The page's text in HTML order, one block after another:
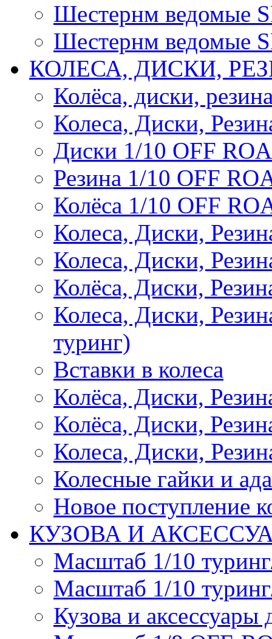
Шестернм ведомые
Шестернм ведомые
КОЛЕСА, ДИСКИ,
Колёса, диски,
Колеса, Диски,
Диски 1/10 OFF
Резина 1/10 OFF
Колёса 1/10 OFF
Колеса, Диски,
Колеса, Диски,
Колёса, Диски,
Колеса, Диски,
туринг)
Вставки в колеса
Колёса, Диски,
Колёса, Диски,
Колеса, Диски,
Колесные гайки и
Новое поступление
КУЗОВА И
Масштаб 1/10
Масштаб 1/10
Кузова и